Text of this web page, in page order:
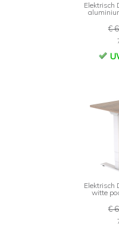
Elektrisch
€
Elektrisch
witte
€